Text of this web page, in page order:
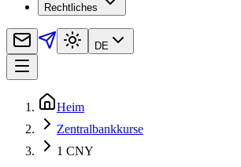
Rechtliches
DE
Heim
Zentralbankkurse
1 CNY